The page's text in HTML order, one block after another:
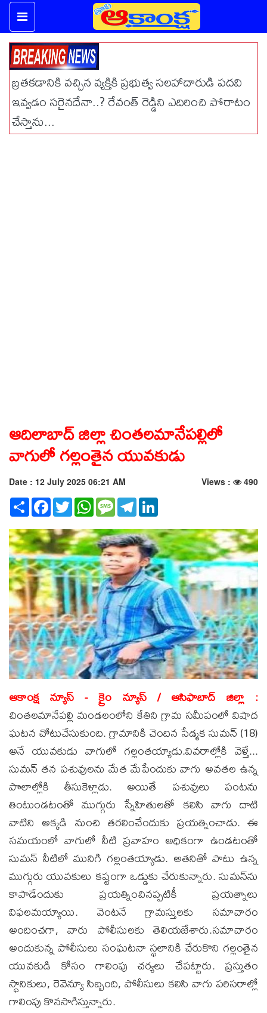
బ్రతకడానికి వచ్చిన వ్యక్తికి ప్రభుత్వ సలహాదారుడి పదవి
ఇవ్వడం సరైనదేనా..? రేవంత్ రెడ్డిని ఎదిరించి పోరాటం
చేస్తాను...
ఆదిలాబాద్ జిల్లా చింతలమానేపల్లిలో
వాగులో గల్లంతైన యువకుడు
Date : 12 July 2025 06:21 AM Views :
490
Share Facebook
TwitterWhatsAppMessageTelegram
ఆకాంక్ష న్యూస్ - క్రైం న్యూస్ / ఆసిఫాబాద్ జిల్లా :
చింతలమానేపల్లి మండలంలోని కేతిని గ్రామ సమీపంలో విషాద
ఘటన చోటుచేసుకుంది. గ్రామానికి చెందిన సేడ్మక సుమన్‌ (18)
అనే యువకుడు వాగులో గల్లంతయ్యాడు.వివరాల్లోకి వెళ్తే...
సుమన్‌ తన పశువులను మేత మేపేందుకు వాగు అవతల ఉన్న
పొలాల్లోకి తీసుకెళ్లాడు. అయితే పశువులు పంటను
తింటుండటంతో ముగ్గురు స్నేహితులతో కలిసి వాగు దాటి
వాటిని అక్కడి నుంచి తరలించేందుకు ప్రయత్నించాడు. ఈ
సమయంలో వాగులో నీటి ప్రవాహం అధికంగా ఉండటంతో
సుమన్‌ నీటిలో మునిగి గల్లంతయ్యాడు. అతనితో పాటు ఉన్న
ముగ్గురు యువకులు కష్టంగా ఒడ్డుకు చేరుకున్నారు. సుమన్‌ను
కాపాడేందుకు ప్రయత్నించినప్పటికీ ప్రయత్నాలు
విఫలమయ్యాయి. వెంటనే గ్రామస్తులకు సమాచారం
అందించగా, వారు పోలీసులకు తెలియజేశారు.సమాచారం
అందుకున్న పోలీసులు సంఘటనా స్థలానికి చేరుకొని గల్లంతైన
యువకుడి కోసం గాలింపు చర్యలు చేపట్టారు. ప్రస్తుతం
స్థానికులు, రెవెన్యూ సిబ్బంది, పోలీసులు కలిసి వాగు పరిసరాల్లో
గాలింపు కొనసాగిస్తున్నారు.